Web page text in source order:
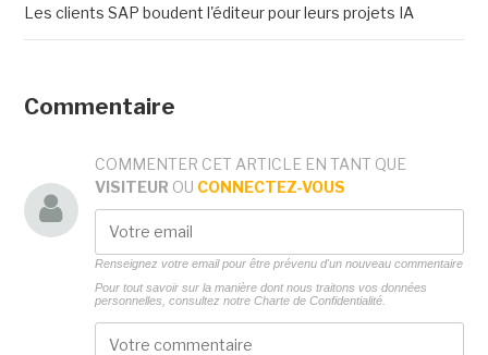
Les clients SAP boudent l'éditeur pour leurs projets IA
Commentaire
COMMENTER CET ARTICLE EN TANT QUE
VISITEUR OU CONNECTEZ-VOUS
Renseignez votre email pour être prévenu d'un nouveau commentaire
Pour tout savoir sur la manière dont nous traitons vos données
personnelles, consultez notre Charte de Confidentialité.